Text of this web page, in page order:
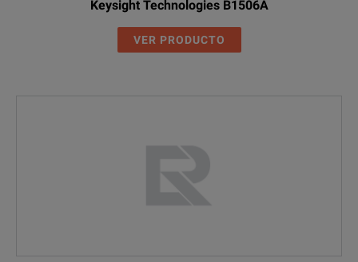
Keysight Technologies B1506A
VER PRODUCTO